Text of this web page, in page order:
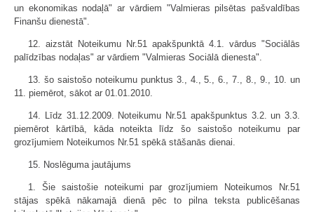
un ekonomikas nodaļā" ar vārdiem "Valmieras pilsētas pašvaldības
Finanšu dienestā".
12. aizstāt Noteikumu Nr.51 apakšpunktā 4.1. vārdus "Sociālās
palīdzības nodaļas" ar vārdiem "Valmieras Sociālā dienesta".
13. šo saistošo noteikumu punktus 3., 4., 5., 6., 7., 8., 9., 10. un
11. piemērot, sākot ar 01.01.2010.
14. Līdz 31.12.2009. Noteikumu Nr.51 apakšpunktus 3.2. un 3.3.
piemērot kārtībā, kāda noteikta līdz šo saistošo noteikumu par
grozījumiem Noteikumos Nr.51 spēkā stāšanās dienai.
15. Noslēguma jautājums
1. Šie saistošie noteikumi par grozījumiem Noteikumos Nr.51
stājas spēkā nākamajā dienā pēc to pilna teksta publicēšanas